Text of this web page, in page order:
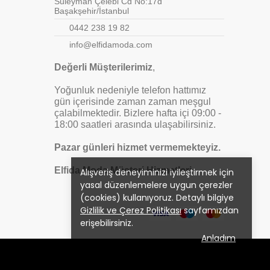
Alışveriş deneyiminizi iyileştirmek için
yasal düzenlemelere uygun çerezler
(cookies) kullanıyoruz. Detaylı bilgiye
Gizlilik ve Çerez Politikasısayfamızdan
erişebilirsiniz.
Anladım
Başakşehir/İstanbul
0442 238 19 82
info@elfidamoda.com
Değerli Müşterilerimiz,
Yoğunluk nedeniyle telefon hattımız
gün içerisinde zaman zaman meşgul
çalabilmektedir. Bizlere hafta içi 09:00 -
18:00 saatleri arasında ulaşabilirsiniz.
Pazar günleri hizmet vermemekteyiz.
Elfida Moda Müşteri Hizmetleri